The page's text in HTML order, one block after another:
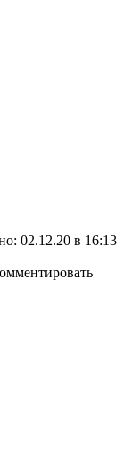
02.12.20 в 16:13